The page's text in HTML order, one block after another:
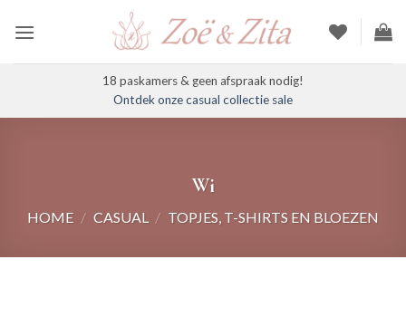
naar
18 paskamers & geen afspraak nodig!
Ontdek onze casual collectie sale
Wi
HOME / CASUAL / TOPJES, T-SHIRTS EN BLOEZEN